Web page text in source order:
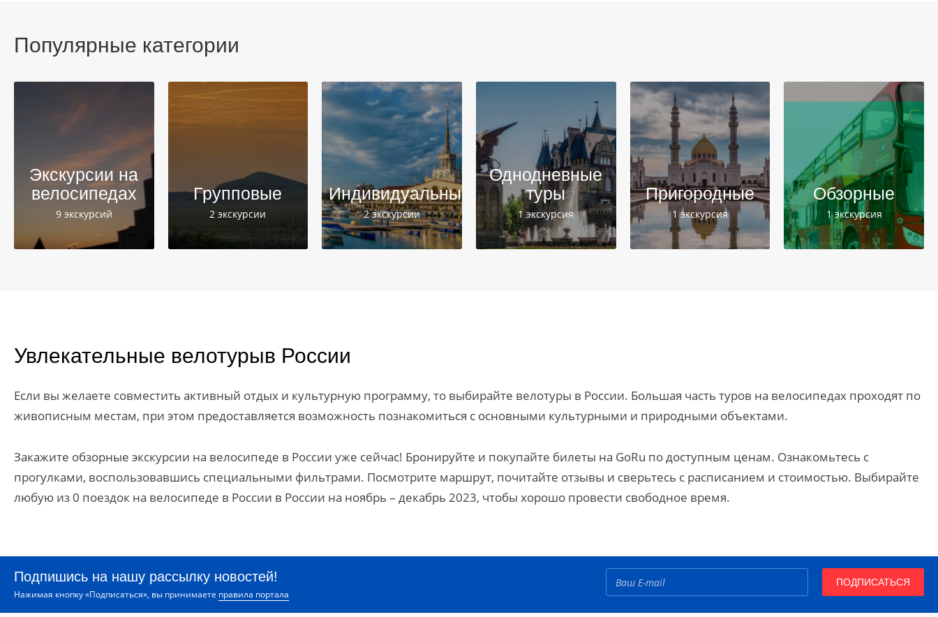
Популярные категории
Экскурсии на
велосипедах
9 экскурсий
Групповые
2 экскурсии
Индивидуальные
2 экскурсии
Однодневные
туры
1 экскурсия
Пригородные
1 экскурсия
Обзорные
1 экскурсия
Увлекательные велотурыв России
Если вы желаете совместить активный отдых и культурную программу, то выбирайте велотуры в России. Большая часть туров на велосипедах проходят по
живописным местам, при этом предоставляется возможность познакомиться с основными культурными и природными объектами.
Закажите обзорные экскурсии на велосипеде в России уже сейчас! Бронируйте и покупайте билеты на GoRu по доступным ценам. Ознакомьтесь с
прогулками, воспользовавшись специальными фильтрами. Посмотрите маршрут, почитайте отзывы и сверьтесь с расписанием и стоимостью. Выбирайте
любую из 0 поездок на велосипеде в России в России на ноябрь – декабрь 2023, чтобы хорошо провести свободное время.
Подпишись на нашу рассылку новостей!
Нажимая кнопку «Подписаться», вы принимаете правила портала
ПОДПИСАТЬСЯ